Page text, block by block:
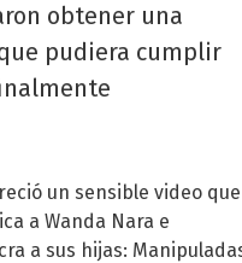
obtener una
pudiera cumplir